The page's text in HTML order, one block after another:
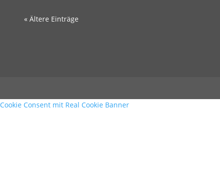
« Ältere Einträge
Cookie Consent mit Real Cookie Banner